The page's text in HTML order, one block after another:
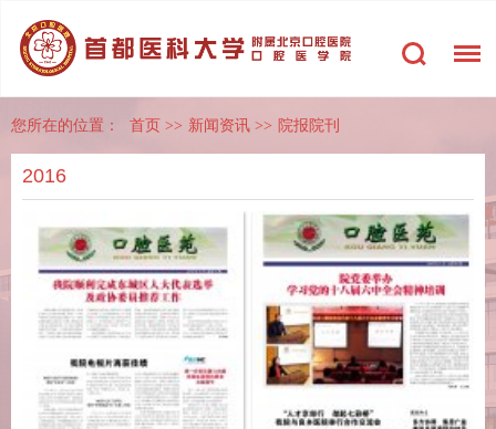
您所在的位置： 首页 >> 新闻资讯 >> 院报院刊
2016